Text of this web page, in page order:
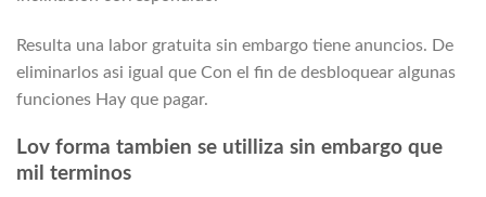
Resulta una labor gratuita sin embargo tiene anuncios. De
eliminarlos asi­ igual que Con el fin de desbloquear algunas
funciones Hay que pagar.
Lov forma tambien se utilliza sin embargo que
mil terminos